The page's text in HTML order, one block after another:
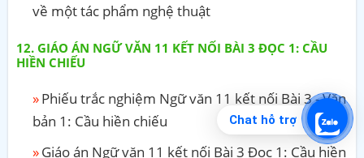
về một tác phẩm nghệ thuật
GIÁO ÁN NGỮ VĂN 11 KẾT NỐI BÀI 3 ĐỌC 1: CẦU
HIỀN CHIẾU
Phiếu trắc nghiệm Ngữ văn 11 kết nối Bài 3 - Văn
bản 1: Cầu hiền chiếu
Giáo án Ngữ văn 11 kết nối Bài 3 Đọc 1: Cầu hiền
Chat hỗ trợ